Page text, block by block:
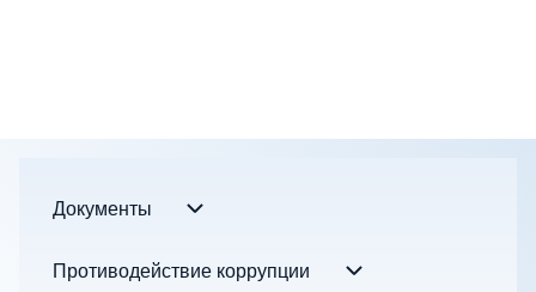
Footer menu
Документы
Документы подменю
Противодействие коррупции